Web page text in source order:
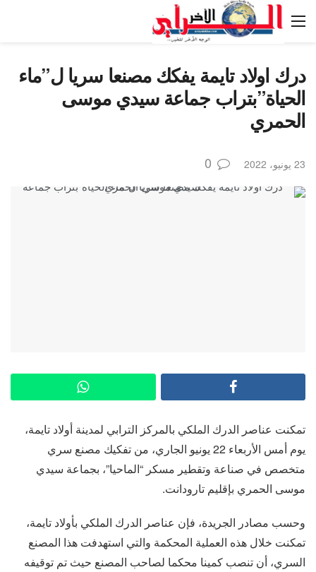
درك اولاد تايمة يفكك مصنعا سريا ل”ماء
الحياة”بتراب جماعة سيدي موسى
الحمري
23 يونيو، 2022 0
تمكنت عناصر الدرك الملكي بالمركز الترابي لمدينة أولاد تايمة،
يوم أمس الأربعاء 22 يونيو الجاري، من تفكيك مصنع سري
متخصص في صناعة وتقطير مسكر “الماحيا”، بجماعة سيدي
موسى الحمري بإقليم تارودانت.
وحسب مصادر الجريدة، فإن عناصر الدرك الملكي بأولاد تايمة،
تمكنت خلال هذه العملية المحكمة والتي استهدفت هذا المصنع
السري، أن تنصب كمينا محكما لصاحب المصنع حيث تم توقيفه